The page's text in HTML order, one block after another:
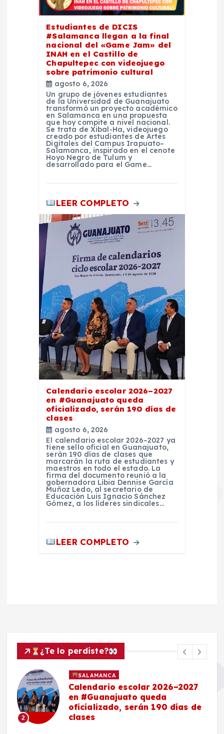
Estudiantes de DICIS
#Salamanca llegan a la final
nacional del «Game Jam» del
INAH en el Castillo de
Chapultepec con videojuego
sobre patrimonio cultural
agosto 6, 2026
Un grupo de jóvenes estudiantes
de la Universidad de Guanajuato
transformó un proyecto académico
en Salamanca en una propuesta
que hoy compite a nivel nacional.
Se trata de Xibal-Ha, videojuego
creado por estudiantes de Artes
Digitales del Campus Irapuato–
Salamanca, inspirado en el cenote
Hoyo Negro de Tulum y
desarrollado para el Game…
LEER COMPLETO
Calendario escolar 2026–2027
en #Guanajuato queda
oficializado, serán 190 días de
clases
agosto 6, 2026
El calendario escolar 2026–2027 ya
tiene sello oficial en Guanajuato,
serán 190 días de clases que
marcarán la ruta de estudiantes y
maestros en todo el estado. La
firma del documento reunió a la
gobernadora Libia Dennise García
Muñoz Ledo, al secretario de
Educación Luis Ignacio Sánchez
Gómez, a los líderes sindicales…
LEER COMPLETO
¿Te lo perdiste?
2
SALAMANCA
Calendario escolar 2026–2027
en #Guanajuato queda
oficializado, serán 190 días de
clases